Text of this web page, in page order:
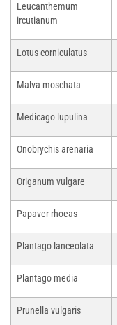
Leucanthemum
ircutianum
Lotus corniculatus
Malva moschata
Medicago lupulina
Onobrychis arenaria
Origanum vulgare
Papaver rhoeas
Plantago lanceolata
Plantago media
Prunella vulgaris